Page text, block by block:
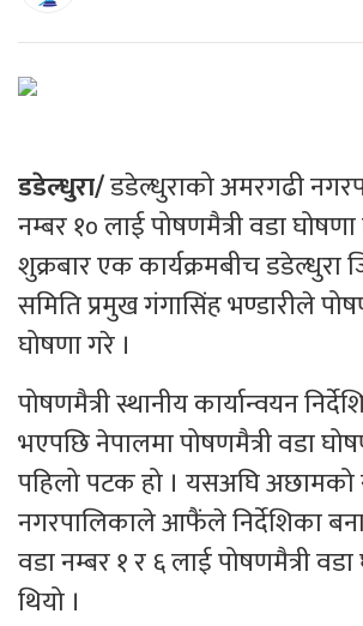
डडेल्धुरा/डडेल्धुराको अमरगढी
नम्बर १० लाई पोषणमैत्री वडा
शुक्रबार एक कार्यक्रमबीच डडेल्धुरा
समिति प्रमुख गंगासिंह भण्डारीले
घोषणा गरे ।
पोषणमैत्री स्थानीय कार्यान्वयन
भएपछि नेपालमा पोषणमैत्री वडा
पहिलो पटक हो । यसअघि
नगरपालिकाले आफैंले निर्देशिका
वडा नम्बर १ र ६ लाई पोषणमैत्री
थियो ।